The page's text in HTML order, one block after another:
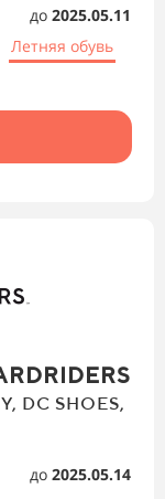
до 2025.05.11
Летняя обувь
DC SHOES,
до 2025.05.14